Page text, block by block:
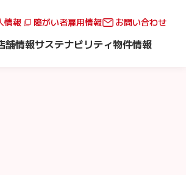
情報 障がい者雇用情報 お問い合わせ
舗情報サステナビリティ物件情報